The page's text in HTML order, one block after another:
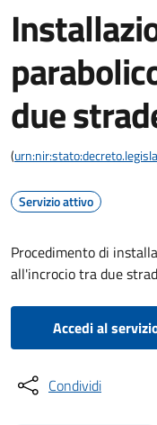
due
(
Servizio attivo
Procedimento di
all'incrocio tra due
Accedi al
Condividi